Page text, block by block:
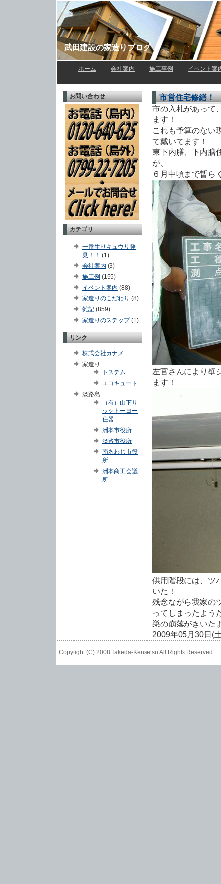
武田建設の家造りブログ
ホーム 会社案内 施工事例 イベント案
市営住宅修繕！
市の入札があって
ます！
これも予算のない
て戴いてます！
東下内膳、下内膳
が、
６月中頃まで暫ら
左官さんにより
ます！
供用階段には、ツ
いた！
残念ながら我家の
ってしまったよう
巣の崩落がきいた
2009年05月30日(
お問い合わせ
カテゴリ
一番生りキュウリ発
見！！ (1)
会社案内 (3)
施工例 (155)
イベント案内 (88)
家造りのこだわり (8)
雑記 (859)
家造りのステップ(1)
リンク
株式会社カナメ
家造り
トステム
エコキュート
淡路島
（有）山下サ
ッシトーヨー
住器
洲本市役所
淡路市役所
南あわじ市役
所
洲本商工会議
所
Copyright (C) 2008 Takeda-Kensetsu All Rights